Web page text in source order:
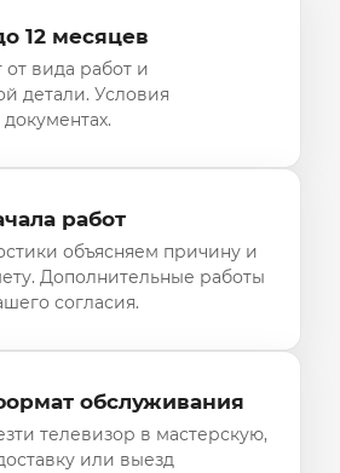
12 месяцев
от вида работ и
детали. Условия
работ
объясняем причину и
Дополнительные работы
согласия.
обслуживания
телевизор в мастерскую,
или выезд